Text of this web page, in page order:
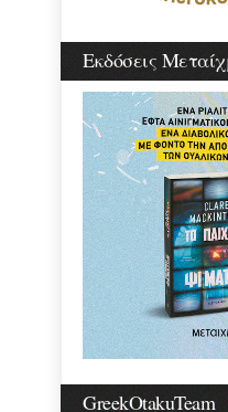
Εκδόσεις
GreekOtakuTeam